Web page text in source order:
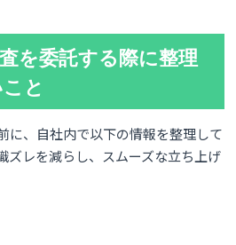
を委託する際に整理
と
に、自社内で以下の情報を整理して
ズレを減らし、スムーズな立ち上げ